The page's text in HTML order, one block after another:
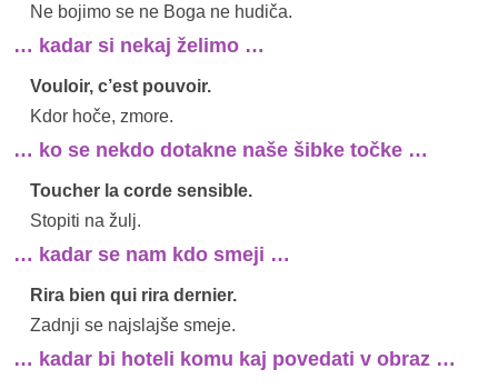
Ne bojimo se ne Boga ne hudiča.
… kadar si nekaj želimo …
Vouloir, c’est pouvoir.
Kdor hoče, zmore.
… ko se nekdo dotakne naše šibke točke …
Toucher la corde sensible.
Stopiti na žulj.
… kadar se nam kdo smeji …
Rira bien qui rira dernier.
Zadnji se najslajše smeje.
… kadar bi hoteli komu kaj povedati v obraz …